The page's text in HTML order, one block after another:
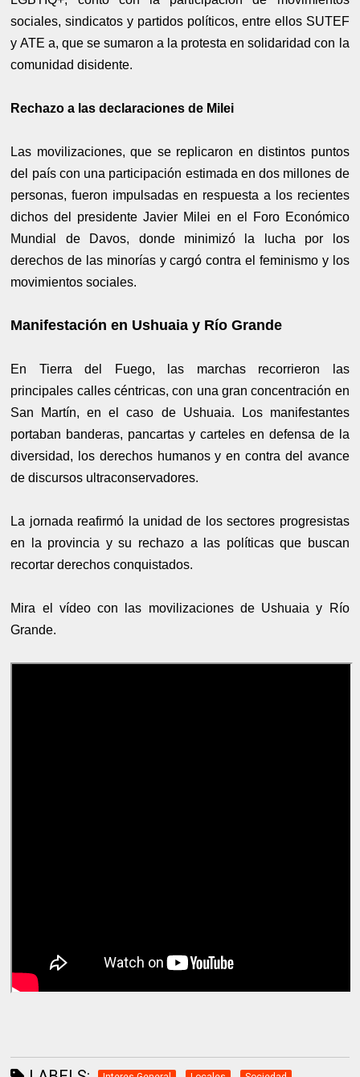
sociales, sindicatos y partidos políticos, entre ellos SUTEF
y ATE a, que se sumaron a la protesta en solidaridad con la
comunidad disidente.
Rechazo a las declaraciones de Milei
Las movilizaciones, que se replicaron en distintos puntos
del país con una participación estimada en dos millones de
personas, fueron impulsadas en respuesta a los recientes
dichos del presidente Javier Milei en el Foro Económico
Mundial de Davos, donde minimizó la lucha por los
derechos de las minorías y cargó contra el feminismo y los
movimientos sociales.
Manifestación en Ushuaia y Río Grande
En Tierra del Fuego, las marchas recorrieron las
principales calles céntricas, con una gran concentración en
San Martín, en el caso de Ushuaia. Los manifestantes
portaban banderas, pancartas y carteles en defensa de la
diversidad, los derechos humanos y en contra del avance
de discursos ultraconservadores.
La jornada reafirmó la unidad de los sectores progresistas
en la provincia y su rechazo a las políticas que buscan
recortar derechos conquistados.
Mira el vídeo con las movilizaciones de Ushuaia y Río
Grande.